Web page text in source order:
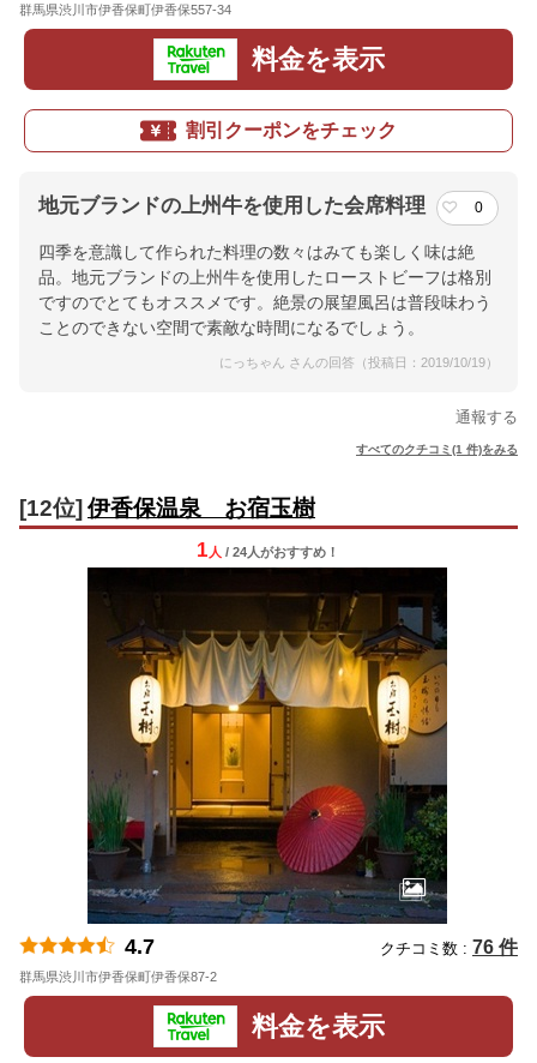
群馬県渋川市伊香保町伊香保557-34
料金を表示
割引クーポンをチェック
地元ブランドの上州牛を使用した会席料理 0
四季を意識して作られた料理の数々はみても楽しく味は絶
品。地元ブランドの上州牛を使用したローストビーフは格別
ですのでとてもオススメです。絶景の展望風呂は普段味わう
ことのできない空間で素敵な時間になるでしょう。
にっちゃん さんの回答（投稿日：2019/10/19）
通報する
すべてのクチコミ(1 件)をみる
[12位] 伊香保温泉 お宿玉樹
1 人 / 24人がおすすめ！
4.7 クチコミ数 : 76 件
群馬県渋川市伊香保町伊香保87-2
料金を表示